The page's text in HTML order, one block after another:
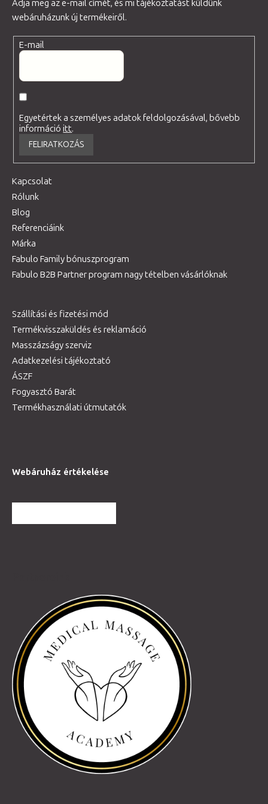
Adja meg az e-mail címét, és mi tájékoztatást küldünk
webáruházunk új termékeiről.
E-mail
Egyetértek a személyes adatok feldolgozásával, bővebb
információitt.
FELIRATKOZÁS
Kapcsolat
Rólunk
Blog
Referenciáink
Márka
Fabulo Family bónuszprogram
Fabulo B2B Partner program nagy tételben vásárlóknak
Szállítási és fizetési mód
Termékvisszaküldés és reklamáció
Masszázságy szerviz
Adatkezelési tájékoztató
ÁSZF
Fogyasztó Barát
Termékhasználati útmutatók
Webáruház értékelése